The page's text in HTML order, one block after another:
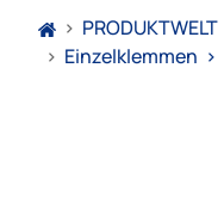
> PRODUKTWELT
> Einzelklemmen >